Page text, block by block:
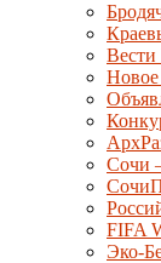
Новое
Сочи
FIFA
Эко-